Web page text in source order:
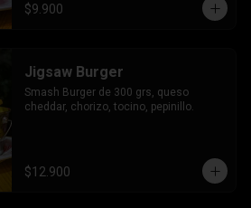
$9.900
Jigsaw Burger
Smash Burger de 300 grs, queso
cheddar, chorizo, tocino, pepinillo.
$12.900